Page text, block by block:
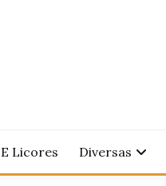
Licores Diversas